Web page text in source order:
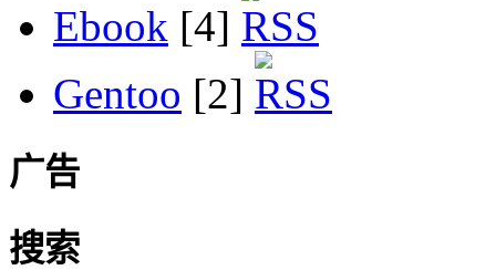
Ebook [4]
Gentoo [2]
广告
搜索